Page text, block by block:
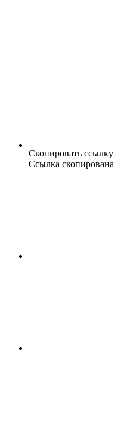
Скопировать ссылку
Ссылка скопирована